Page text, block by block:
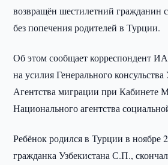
возвращён шестилетний гражданин
без попечения родителей в Турции.
Об этом сообщает корреспондент
на усилия Генерального консульства
Агентства миграции при Кабинете
Национального агентства
Ребёнок родился в Турции в ноябре
гражданка Узбекистана С.П.,